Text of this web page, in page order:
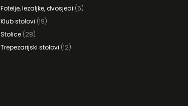
Fotelje, lezaljke, dvosjedi (6)
Klub stolovi (19)
Stolice (28)
Trepezarijski stolovi (12)